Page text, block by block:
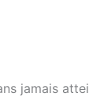
jamais